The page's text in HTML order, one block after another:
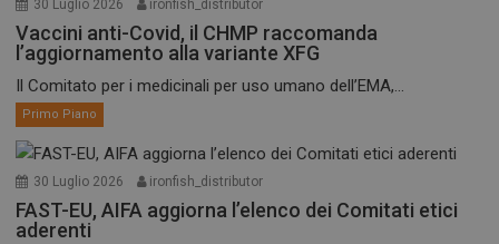
30 Luglio 2026 ironfish_distributor
Vaccini anti-Covid, il CHMP raccomanda
l’aggiornamento alla variante XFG
Il Comitato per i medicinali per uso umano dell’EMA,...
Primo Piano
30 Luglio 2026 ironfish_distributor
FAST-EU, AIFA aggiorna l’elenco dei Comitati etici
aderenti